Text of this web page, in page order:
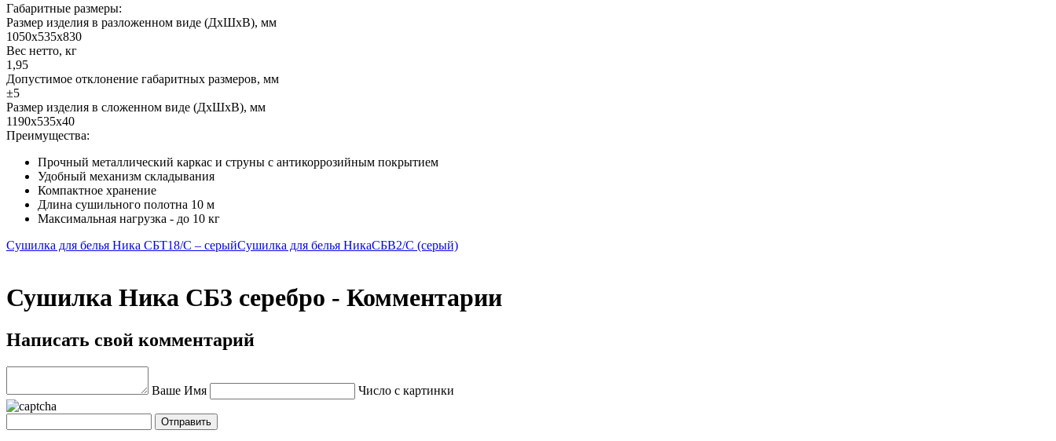
Габаритные размеры:
Размер изделия в разложенном виде (ДхШхВ), мм
1050х535х830
Вес нетто, кг
1,95
Допустимое отклонение габаритных размеров, мм
±5
Размер изделия в сложенном виде (ДхШхВ), мм
1190х535х40
Преимущества:
Прочный металлический каркас и струны с антикоррозийным покрытием
Удобный механизм складывания
Компактное хранение
Длина сушильного полотна 10 м
Максимальная нагрузка - до 10 кг
Сушилка для белья Ника СБТ18/С – серыйСушилка для белья НикаСБВ2/С (серый)
Сушилка Ника СБ3 серебро - Комментарии
Написать свой комментарий
Ваше Имя Число с картинки